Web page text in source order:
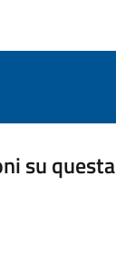
su questa